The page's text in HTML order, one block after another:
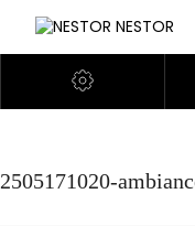
2505171020-